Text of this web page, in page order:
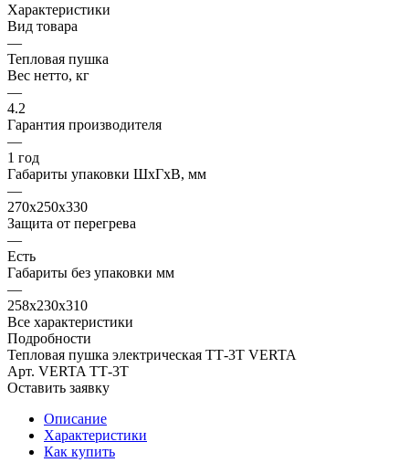
Характеристики
Вид товара
—
Тепловая пушка
Вес нетто, кг
—
4.2
Гарантия производителя
—
1 год
Габариты упаковки ШхГхВ, мм
—
270х250х330
Защита от перегрева
—
Есть
Габариты без упаковки мм
—
258х230х310
Все характеристики
Подробности
Тепловая пушка электрическая ТТ-3Т VERTA
Арт. VERTA ТТ-3T
Оставить заявку
Описание
Характеристики
Как купить